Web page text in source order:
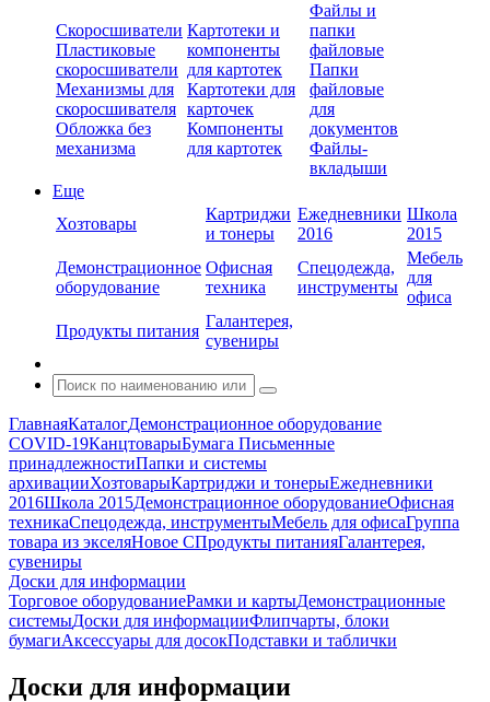
Скоросшиватели
Пластиковые
скоросшиватели
Механизмы для
скоросшивателя
Обложка без
механизма
Картотеки и
компоненты
для картотек
Картотеки для
карточек
Компоненты
для картотек
Файлы и
папки
файловые
Папки
файловые
для
документов
Файлы-
вкладыши
Еще
Хозтовары
Картриджи
и тонеры
Ежедневники
2016
Школа
2015
Демонстрационное
оборудование
Офисная
техника
Спецодежда,
инструменты
Мебель
для
офиса
Продукты питания
Галантерея,
сувениры
ГлавнаяКаталогДемонстрационное оборудование
COVID-19КанцтоварыБумага Письменные
принадлежностиПапки и системы
архивацииХозтоварыКартриджи и тонерыЕжедневники
2016Школа 2015Демонстрационное оборудованиеОфисная
техникаСпецодежда, инструментыМебель для офисаГруппа
товара из экселяНовое СПродукты питанияГалантерея,
сувениры
Доски для информации
Торговое оборудованиеРамки и картыДемонстрационные
системыДоски для информацииФлипчарты, блоки
бумагиАксессуары для досокПодставки и таблички
Доски для информации